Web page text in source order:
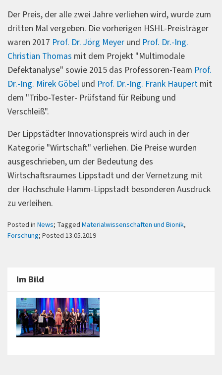
Der Preis, der alle zwei Jahre verliehen wird, wurde zum
dritten Mal vergeben. Die vorherigen HSHL-Preisträger
waren 2017 Prof. Dr. Jörg Meyer und Prof. Dr.-Ing.
Christian Thomas mit dem Projekt "Multimodale
Defektanalyse" sowie 2015 das Professoren-Team Prof.
Dr.-Ing. Mirek Göbel und Prof. Dr.-Ing. Frank Haupert mit
dem "Tribo-Tester- Prüfstand für Reibung und
Verschleiß".
Der Lippstädter Innovationspreis wird auch in der
Kategorie "Wirtschaft" verliehen. Die Preise wurden
ausgeschrieben, um der Bedeutung des
Wirtschaftsraumes Lippstadt und der Vernetzung mit
der Hochschule Hamm-Lippstadt besonderen Ausdruck
zu verleihen.
Posted in News; Tagged Materialwissenschaften und Bionik,
Forschung; Posted 13.05.2019
Im Bild